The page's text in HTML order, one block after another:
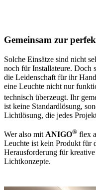
Gemeinsam zur
Solche Einsätze sind nicht
noch für Installateure. Doch
die Leidenschaft für ihr
eine Leuchte nicht nur
technisch überzeugt. Ihr
ist keine Standardlösung,
Lichtlösung, die jedes
Wer also mit ANIGO® flex
Leuchte ist kein Produkt für
Herausforderung für
Lichtkonzepte.